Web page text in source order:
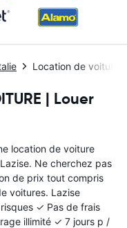
Location de voitures
| Louer
location de voiture
Ne cherchez pas
de prix tout compris
voitures. Lazise
✓ Pas de frais
illimité ✓ 7 jours p /